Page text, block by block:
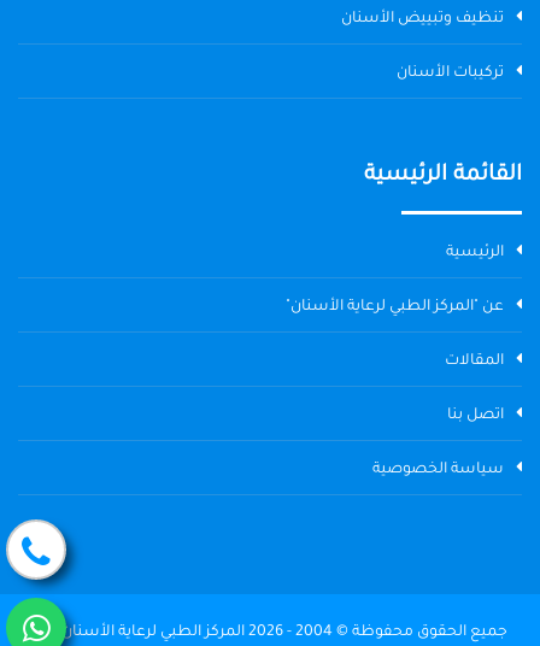
تنظيف وتبييض الأسنان
تركيبات الأسنان
القائمة الرئيسية
الرئيسية
عن "المركز الطبي لرعاية الأسنان"
المقالات
اتصل بنا
سياسة الخصوصية
جميع الحقوق محفوظة © 2004 - 2026 المركز الطبي لرعاية الأسنان The